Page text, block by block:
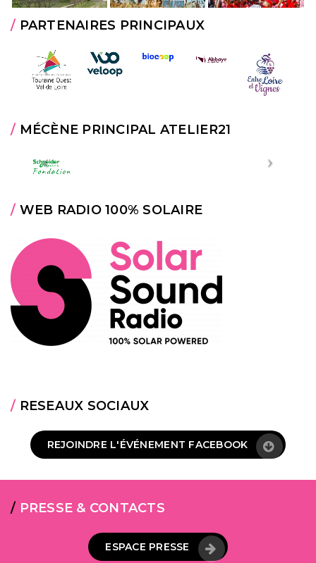
/ PARTENAIRES PRINCIPAUX
/ MÉCÈNE PRINCIPAL ATELIER21
/ WEB RADIO 100% SOLAIRE
/ RESEAUX SOCIAUX
REJOINDRE L'ÉVÉNEMENT FACEBOOK
/ PRESSE & CONTACTS
ESPACE PRESSE